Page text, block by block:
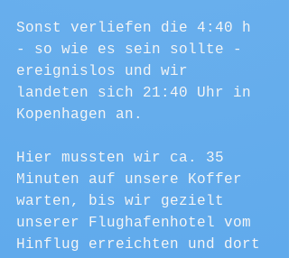
Sonst verliefen die 4:40 h
- so wie es sein sollte -
ereignislos und wir
landeten sich 21:40 Uhr in
Kopenhagen an.
Hier mussten wir ca. 35
Minuten auf unsere Koffer
warten, bis wir gezielt
unserer Flughafenhotel vom
Hinflug erreichten und dort